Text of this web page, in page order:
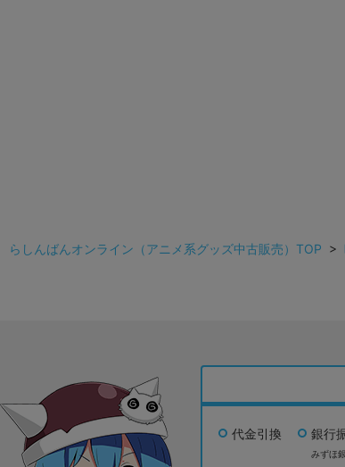
らしんばんオンライン（アニメ系グッズ中古販売）TOP >
代金引換 銀行
みずほ銀